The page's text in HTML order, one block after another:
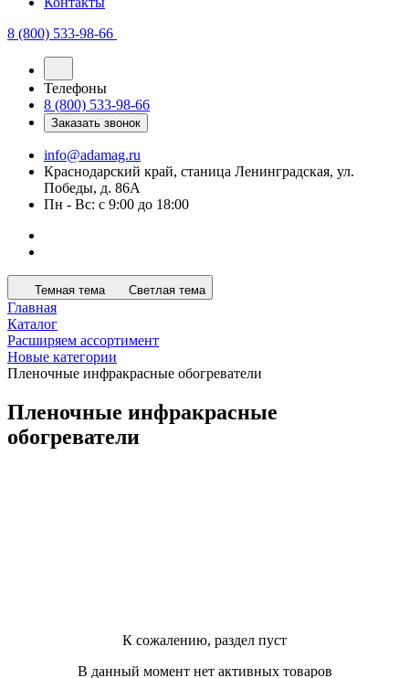
8 (800) 533-98-66
Телефоны
8 (800) 533-98-66
Заказать звонок
info@adamag.ru
Краснодарский край, станица Ленинградская, ул.
Победы, д. 86А
Пн - Вс: с 9:00 до 18:00
Главная
Каталог
Расширяем ассортимент
Новые категории
Пленочные инфракрасные обогреватели
Пленочные инфракрасные
обогреватели
В данный момент нет активных товаров